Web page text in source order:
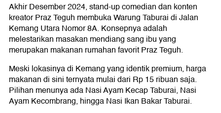
Akhir Desember 2024, stand-up comedian dan konten
kreator Praz Teguh membuka Warung Taburai di Jalan
Kemang Utara Nomor 8A. Konsepnya adalah
melestarikan masakan mendiang sang ibu yang
merupakan makanan rumahan favorit Praz Teguh.
Meski lokasinya di Kemang yang identik premium, harga
makanan di sini ternyata mulai dari Rp 15 ribuan saja.
Pilihan menunya ada Nasi Ayam Kecap Taburai, Nasi
Ayam Kecombrang, hingga Nasi Ikan Bakar Taburai.